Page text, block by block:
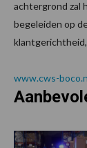
achtergrond zal
begeleiden op
www.cws-